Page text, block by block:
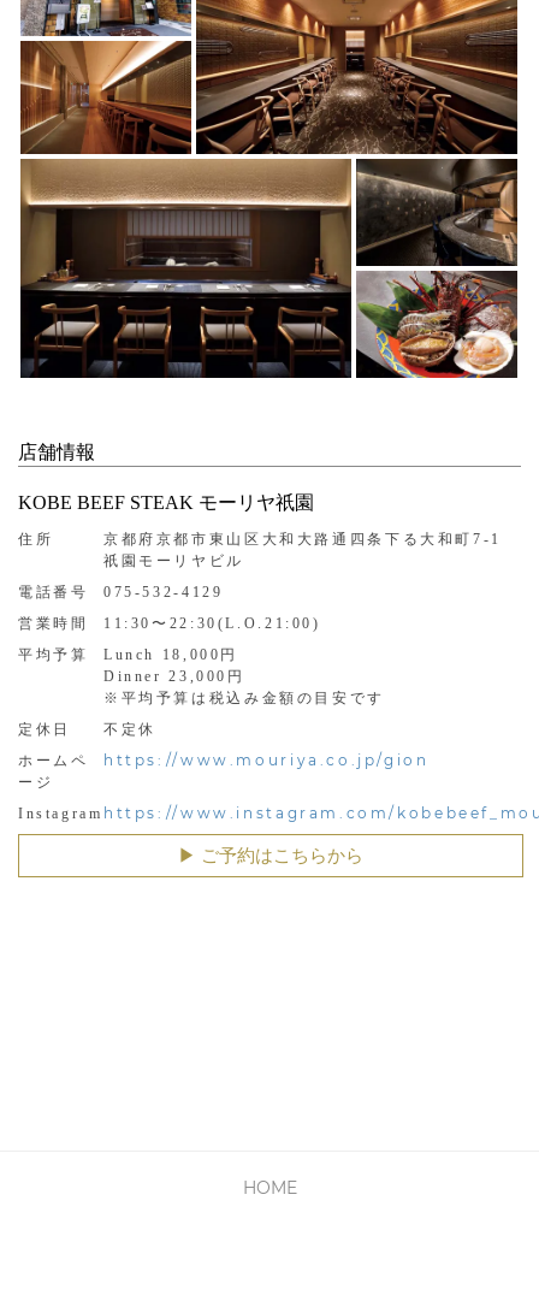
店舗情報
KOBE BEEF STEAK モーリヤ祇園
住所
京都府京都市東山区大和大路通四条下る大和町7-1
祇園モーリヤビル
電話番号
075-532-4129
営業時間
11:30〜22:30(L.O.21:00)
平均予算
Lunch 18,000円
Dinner 23,000円
※平均予算は税込み金額の目安です
定休日
不定休
ホームペ
ージ
https://www.mouriya.co.jp/gion
Instagram https://www.instagram.com/
▶︎ ご予約はこちらから
HOME